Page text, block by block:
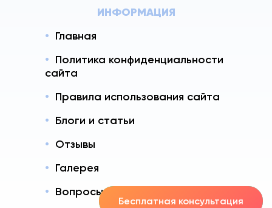
ИНФОРМАЦИЯ
Главная
Политика конфиденциальности
сайта
Правила использования сайта
Блоги и статьи
Отзывы
Галерея
Вопросы - Ответы
Бесплатная консультация